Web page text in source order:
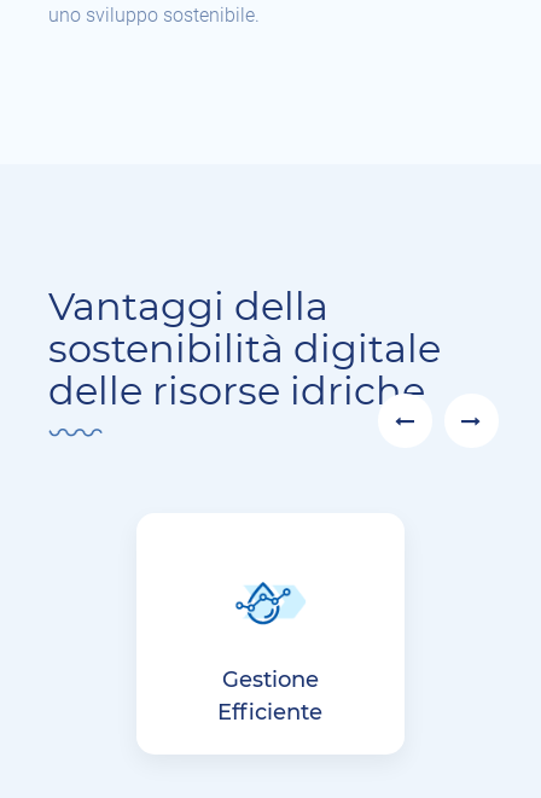
uno sviluppo sostenibile.
Vantaggi della
sostenibilità digitale
delle risorse idriche
Gestione
Efficiente